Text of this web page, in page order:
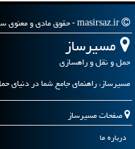
مسیرساز
حمل و نقل و راهسازی
مسیرساز، راهنمای جامع شما در دنیای
صفحات مسیرساز
درباره ما